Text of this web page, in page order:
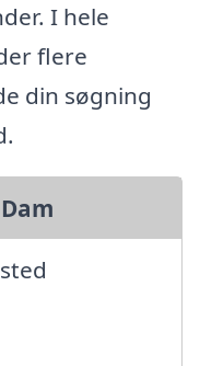
I hele
flere
din søgning